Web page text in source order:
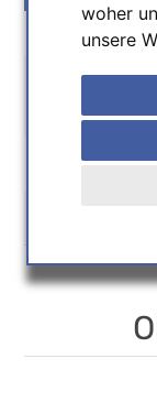
woher
unsere
Home /
Okularauszüge